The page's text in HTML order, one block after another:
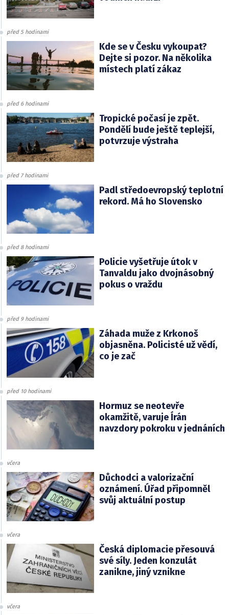
před 5 hodinami
Kde se v Česku vykoupat?
Dejte si pozor. Na několika
místech platí zákaz
před 6 hodinami
Tropické počasí je zpět.
Pondělí bude ještě teplejší,
potvrzuje výstraha
před 7 hodinami
Padl středoevropský teplotní
rekord. Má ho Slovensko
před 8 hodinami
Policie vyšetřuje útok v
Tanvaldu jako dvojnásobný
pokus o vraždu
před 9 hodinami
Záhada muže z Krkonoš
objasněna. Policisté už vědí,
co je zač
před 10 hodinami
Hormuz se neotevře
okamžitě, varuje Írán
navzdory pokroku v jednáních
včera
Důchodci a valorizační
oznámení. Úřad připomněl
svůj aktuální postup
včera
Česká diplomacie přesouvá
své síly. Jeden konzulát
zanikne, jiný vznikne
včera